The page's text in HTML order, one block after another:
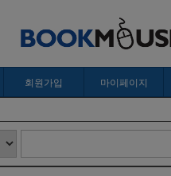
회원가입 마이페이지